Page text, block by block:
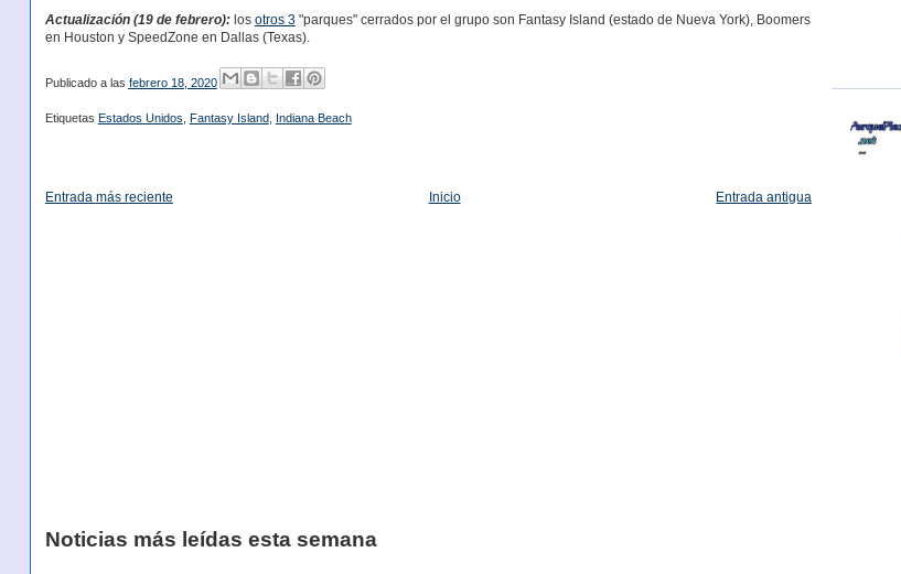
Actualización (19 de febrero):los otros 3"parques" cerrados por el grupo son Fantasy Island (estado de Nueva York), Boomers
en Houston y SpeedZone en Dallas (Texas).
Publicado a las febrero 18, 2020
Etiquetas Estados Unidos, Fantasy Island, Indiana Beach
Entrada más reciente Entrada antigua
Inicio
Noticias más leídas esta semana